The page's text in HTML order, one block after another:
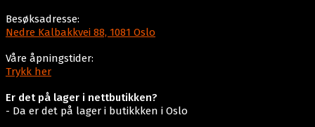
Besøksadresse:
Nedre Kalbakkvei 88, 1081 Oslo
Våre åpningstider:
Trykk her
Er det på lager i nettbutikken?
- Da er det på lager i butikkken i Oslo